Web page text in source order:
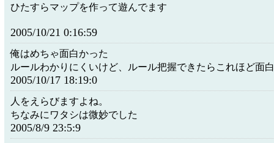
ひたすらマップを作って遊んでます
2005/10/21 0:16:59
俺はめちゃ面白かった
ルールわかりにくいけど、ルール把握できたらこれほど面
2005/10/17 18:19:0
人をえらびますよね。
ちなみにワタシは微妙でした
2005/8/9 23:5:9